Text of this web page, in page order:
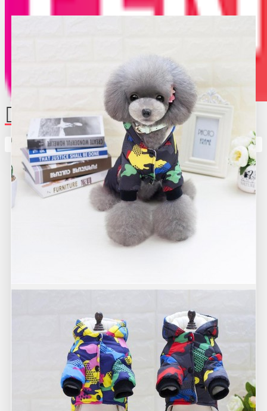
Кутията ви е празна